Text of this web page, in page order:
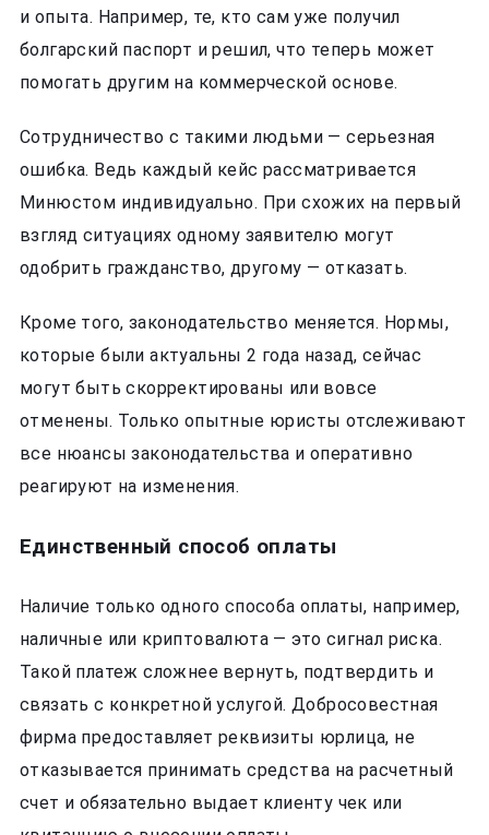
и опыта. Например, те, кто сам уже получил
болгарский паспорт и решил, что теперь может
помогать другим на коммерческой основе.
Сотрудничество с такими людьми — серьезная
ошибка. Ведь каждый кейс рассматривается
Минюстом индивидуально. При схожих на первый
взгляд ситуациях одному заявителю могут
одобрить гражданство, другому — отказать.
Кроме того, законодательство меняется. Нормы,
которые были актуальны 2 года назад, сейчас
могут быть скорректированы или вовсе
отменены. Только опытные юристы отслеживают
все нюансы законодательства и оперативно
реагируют на изменения.
Единственный способ оплаты
Наличие только одного способа оплаты, например,
наличные или криптовалюта — это сигнал риска.
Такой платеж сложнее вернуть, подтвердить и
связать с конкретной услугой. Добросовестная
фирма предоставляет реквизиты юрлица, не
отказывается принимать средства на расчетный
счет и обязательно выдает клиенту чек или